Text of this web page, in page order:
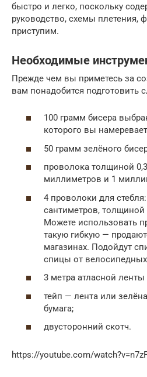
быстро и легко, поскольку
руководство, схемы плетения,
приступим.
Необходимые
Прежде чем вы приметесь за
вам понадобится подготовить
100 грамм бисера
которого вы
50 грамм зелёного
проволока толщиной
миллиметров и 1
4 проволоки для
сантиметров,
Можете использовать
такую гибкую —
магазинах. Подойдут
спицы от
3 метра атласной ленты
тейп — лента или
бумага;
двусторонний скотч.
https://youtube.com/